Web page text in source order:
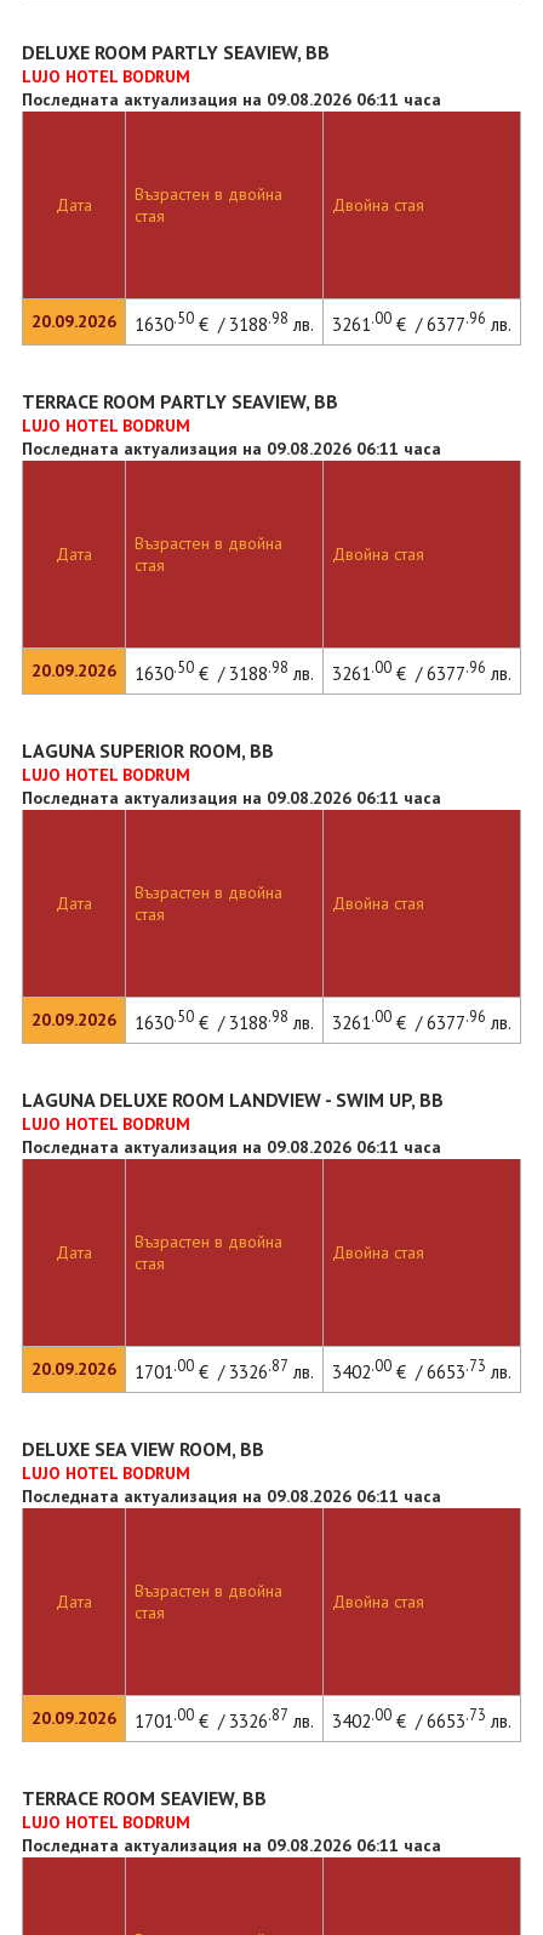
DELUXE ROOM PARTLY SEAVIEW, BB
LUJO HOTEL BODRUM
Последната актуализация на 09.08.2026 06:11 часа
Дата
20.09.2026
Възрастен в двойна
стая
Двойна стая
1630.50€ / 3188.98 лв. 3261.00€ / 6377.96 лв.
TERRACE ROOM PARTLY SEAVIEW, BB
LUJO HOTEL BODRUM
Последната актуализация на 09.08.2026 06:11 часа
Дата
20.09.2026
Възрастен в двойна
стая
Двойна стая
1630.50€ / 3188.98 лв. 3261.00€ / 6377.96 лв.
LAGUNA SUPERIOR ROOM, BB
LUJO HOTEL BODRUM
Последната актуализация на 09.08.2026 06:11 часа
Дата
20.09.2026
Възрастен в двойна
стая
Двойна стая
1630.50€ / 3188.98 лв. 3261.00€ / 6377.96 лв.
LAGUNA DELUXE ROOM LANDVIEW - SWIM UP, BB
LUJO HOTEL BODRUM
Последната актуализация на 09.08.2026 06:11 часа
Дата
20.09.2026
Възрастен в двойна
стая
Двойна стая
1701.00€ / 3326.87 лв. 3402.00€ / 6653.73 лв.
DELUXE SEA VIEW ROOM, BB
LUJO HOTEL BODRUM
Последната актуализация на 09.08.2026 06:11 часа
Дата
20.09.2026
Възрастен в двойна
стая
Двойна стая
1701.00€ / 3326.87 лв. 3402.00€ / 6653.73 лв.
TERRACE ROOM SEAVIEW, BB
LUJO HOTEL BODRUM
Последната актуализация на 09.08.2026 06:11 часа